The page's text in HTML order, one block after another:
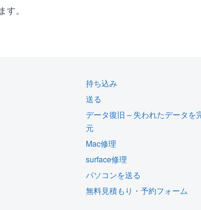
。
持ち込み
送る
データ復旧 – 失われたデータを
元
Mac修理
surface修理
パソコンを送る
無料見積もり・予約フォーム